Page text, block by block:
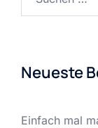
nach:
Neueste
Einfach mal